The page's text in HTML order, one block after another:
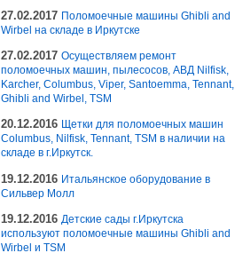
27.02.2017 Поломоечные машины Ghibli and
Wirbel на складе в Иркутске
27.02.2017 Осуществляем ремонт
поломоечных машин, пылесосов, АВД Nilfisk,
Karcher, Columbus, Viper, Santoemma, Tennant,
Ghibli and Wirbel, TSM
20.12.2016 Щетки для поломоечных машин
Columbus, Nilfisk, Tennant, TSM в наличии на
складе в г.Иркутск.
19.12.2016 Итальянское оборудование в
Сильвер Молл
19.12.2016 Детские сады г.Иркутска
используют поломоечные машины Ghibli and
Wirbel и TSM